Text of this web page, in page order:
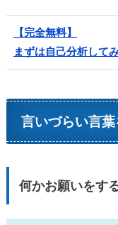
【完全無料】
まずは自己分析して
言いづらい言
何かお願いをす